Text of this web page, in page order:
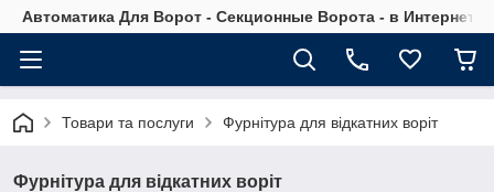
Автоматика Для Ворот - Секционные Ворота - в Интернет
Товари та послуги Фурнітура для відкатних воріт
Фурнітура для відкатних воріт